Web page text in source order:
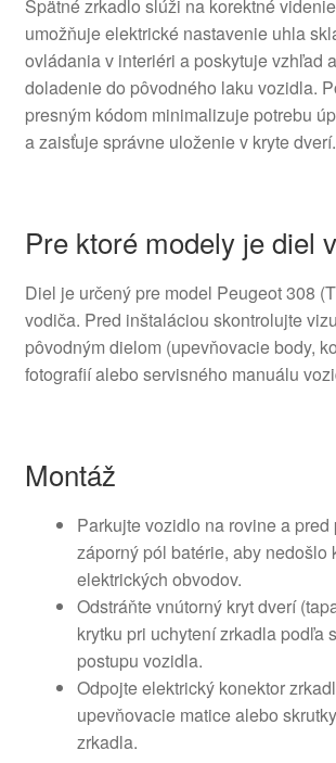
Spätné zrkadlo slúži na korektné
umožňuje elektrické nastavenie uhla
ovládania v interiéri a poskytuje vzhľad
doladenie do pôvodného laku vozidla.
presným kódom minimalizuje potrebu
a zaisťuje správne uloženie v kryte dverí.
Pre ktoré modely je diel
Diel je určený pre model Peugeot 308
vodiča. Pred inštaláciou skontrolujte
pôvodným dielom (upevňovacie body,
fotografií alebo servisného manuálu
Montáž
Parkujte vozidlo na rovine a
záporný pól batérie, aby nedošlo
elektrických obvodov.
Odstráňte vnútorný kryt dverí
krytku pri uchytení zrkadla podľa
postupu vozidla.
Odpojte elektrický konektor
upevňovacie matice alebo
zrkadla.